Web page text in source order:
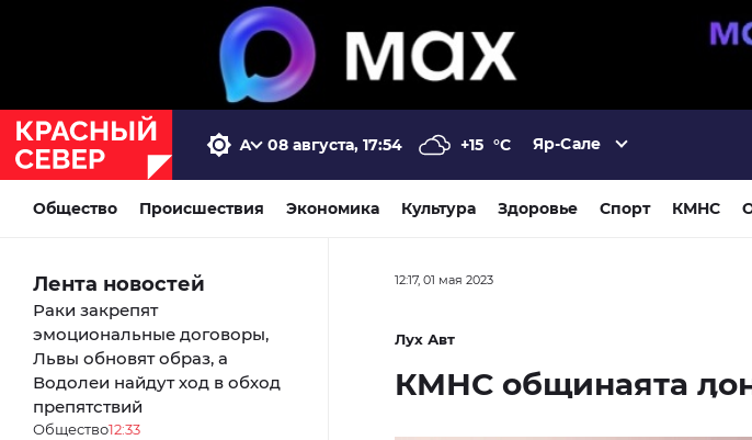
08 августа, 17:54 +15 °C Яр-Сале
Общество Происшествия Экономика Культура Здоровье Спорт КМНС
Лента новостей
Раки закрепят
эмоциональные договоры,
Львы обновят образ, а
Водолеи найдут ход в обход
препятствий
Общество12:33
12:17, 01 мая 2023
Лух Авт
КМНС общинаята